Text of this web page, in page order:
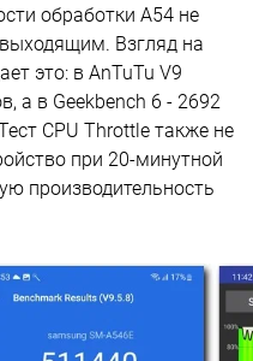
обработки A54 не
Взгляд на
это: в AnTuTu V9
а в Geekbench 6 - 2692
CPU Throttle также не
при 20-минутной
производительность